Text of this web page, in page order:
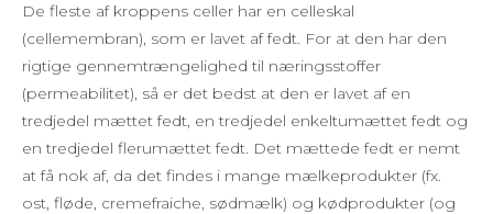
De fleste af kroppens celler har en celleskal
(cellemembran), som er lavet af fedt. For at den har den
rigtige gennemtrængelighed til næringsstoffer
(permeabilitet), så er det bedst at den er lavet af en
tredjedel mættet fedt, en tredjedel enkeltumættet fedt og
en tredjedel flerumættet fedt. Det mættede fedt er nemt
at få nok af, da det findes i mange mælkeprodukter (fx.
ost, fløde, cremefraiche, sødmælk) og kødprodukter (og